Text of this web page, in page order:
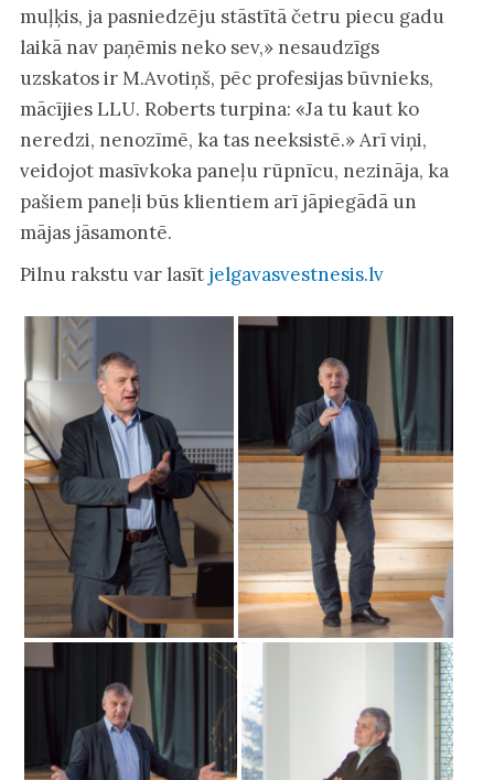
muļķis, ja pasniedzēju stāstītā četru piecu gadu
laikā nav paņēmis neko sev,» nesaudzīgs
uzskatos ir M.Avotiņš, pēc profesijas būvnieks,
mācījies LLU. Roberts turpina: «Ja tu kaut ko
neredzi, nenozīmē, ka tas neeksistē.» Arī viņi,
veidojot masīvkoka paneļu rūpnīcu, nezināja, ka
pašiem paneļi būs klientiem arī jāpiegādā un
mājas jāsamontē.
Pilnu rakstu var lasīt jelgavasvestnesis.lv